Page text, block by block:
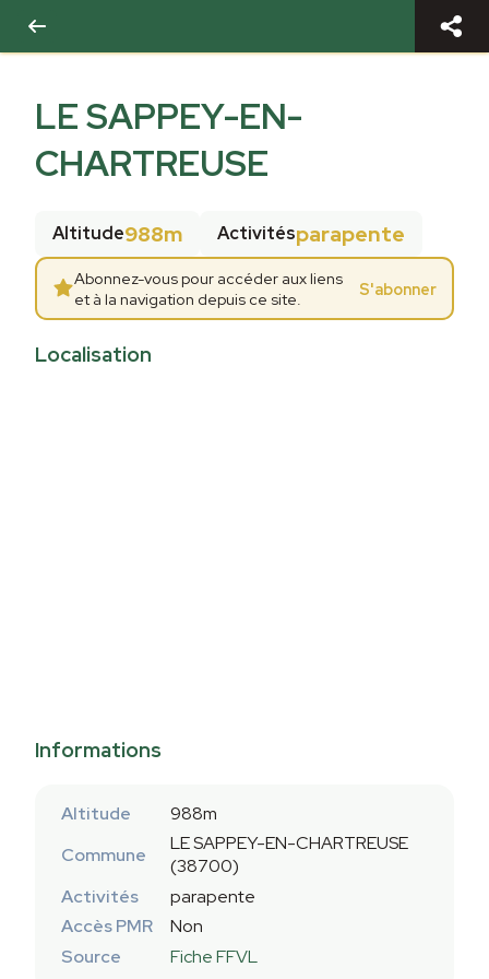
LE SAPPEY-EN-
CHARTREUSE
Altitude988m Activitésparapente
Abonnez-vous pour accéder aux liens
et à la navigation depuis ce site.
S'abonner
Localisation
Informations
Altitude
988m
Commune
LE SAPPEY-EN-CHARTREUSE
(38700)
Activités
parapente
Accès PMR
Non
Source
Fiche FFVL